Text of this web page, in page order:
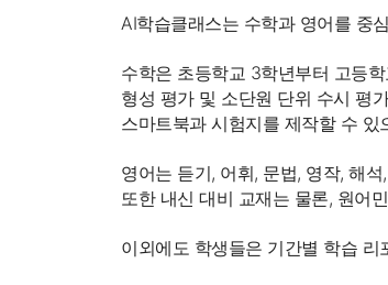
Contact
AI학습클래스는 수학과 영어를 중
수학은 초등학교 3학년부터 고등
형성 평가 및 소단원 단위 수시 평
스마트북과 시험지를 제작할 수
영어는 듣기, 어휘, 문법, 영작, 해
또한 내신 대비 교재는 물론, 원어
이외에도 학생들은 기간별 학습